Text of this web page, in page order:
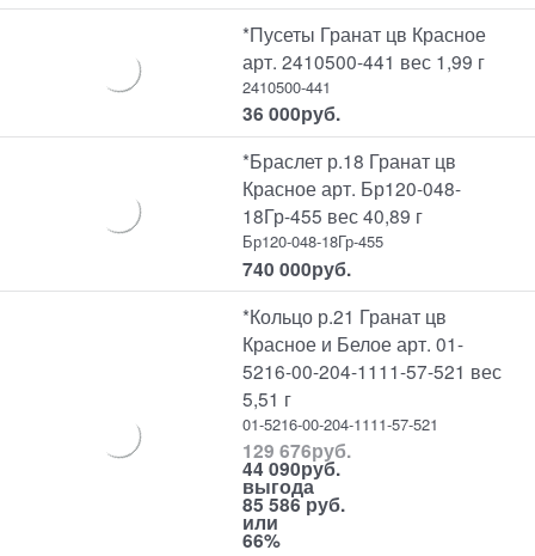
*Пусеты Гранат цв Красное
арт. 2410500-441 вес 1,99 г
2410500-441
36 000руб.
*Браслет р.18 Гранат цв
Красное арт. Бр120-048-
18Гр-455 вес 40,89 г
Бр120-048-18Гр-455
740 000руб.
*Кольцо р.21 Гранат цв
Красное и Белое арт. 01-
5216-00-204-1111-57-521 вес
5,51 г
01-5216-00-204-1111-57-521
129 676руб.
44 090руб.
выгода
85 586 руб.
или
66%